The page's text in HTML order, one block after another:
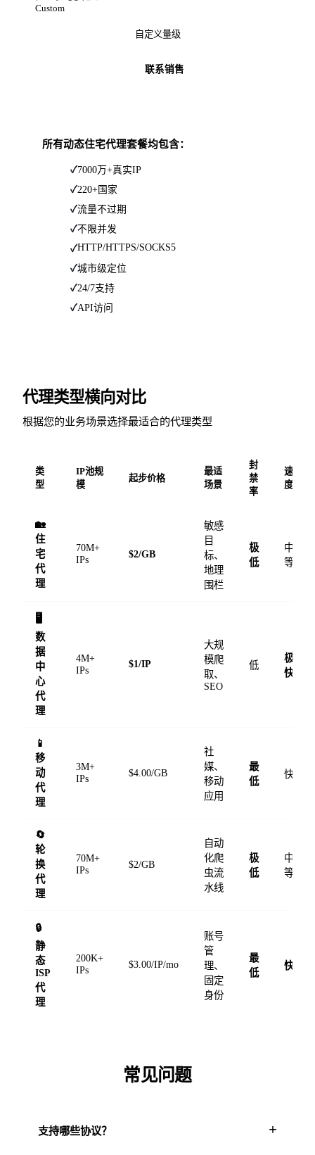
Custom
自定义量级
联系销售
所有动态住宅代理套餐均包含：
7000万+真实IP
220+国家
流量不过期
不限并发
HTTP/HTTPS/SOCKS5
城市级定位
24/7支持
API访问
代理类型横向对比
根据您的业务场景选择最适合的代理类型
类
型
IP池规
模
起步价格
最适
场景
封
禁
率
速
度
🏡
住
宅
代
理
70M+
IPs
$2/GB
敏感
目
标、
地理
围栏
极
低
中
等
🖥️
数
据
中
心
代
理
4M+
IPs
$1/IP
大规
模爬
取、
SEO
低
极
快
📱
移
动
代
理
3M+
IPs
$4.00/GB
社
媒、
移动
应用
最
低
快
🔄
轮
换
代
理
70M+
IPs
$2/GB
自动
化爬
虫流
水线
极
低
中
等
🔒
静
态
ISP
代
理
200K+
IPs
$3.00/IP/mo
账号
管
理、
固定
身份
最
低
快
常见问题
支持哪些协议？ +